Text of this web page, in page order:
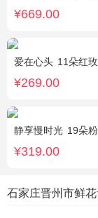
¥669.00
爱在心头 11朵红玫瑰，3枝多头白
¥269.00
静享慢时光 19朵粉玫瑰，1枝粉色绣球，
¥319.00
石家庄晋州市鲜